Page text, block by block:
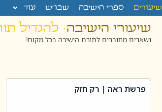
שיעורים ספרי הישיבה שבו”ש עוד
שיעורי הישיבה· להגדיל
נשארים מחוברים לתורת הישיבה בכל מקום!
פרשת ראה | רק חזק